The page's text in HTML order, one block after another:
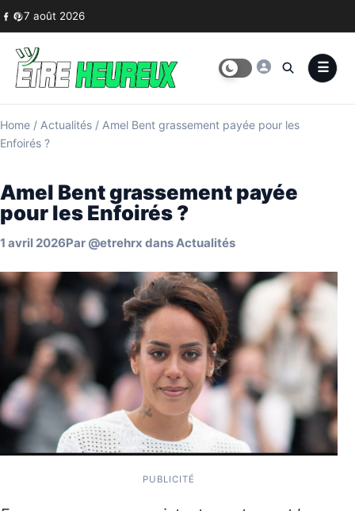
Skip to content
7 août 2026
Home / Actualités / Amel Bent grassement payée pour les
Enfoirés ?
Amel Bent grassement payée
pour les Enfoirés ?
1 avril 2026Par @etrehrx dansActualités
PUBLICITÉ